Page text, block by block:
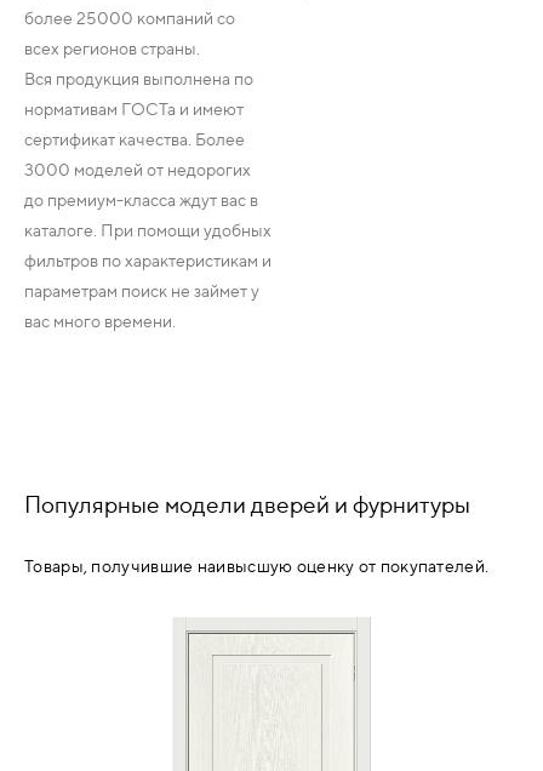
более 25000 компаний со
всех регионов страны.
Вся продукция выполнена по
нормативам ГОСТа и имеют
сертификат качества. Более
3000 моделей от недорогих
до премиум-класса ждут вас в
каталоге. При помощи удобных
фильтров по характеристикам и
параметрам поиск не займет у
вас много времени.
Популярные модели дверей и фурнитуры
Товары, получившие наивысшую оценку от покупателей.